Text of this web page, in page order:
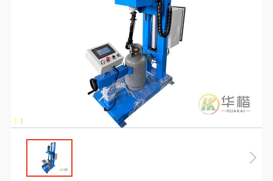
1 1